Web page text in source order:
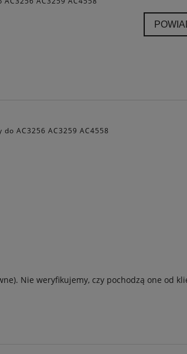
AC3256 AC3259 AC4558
Nie weryfikujemy, czy pochodzą one od